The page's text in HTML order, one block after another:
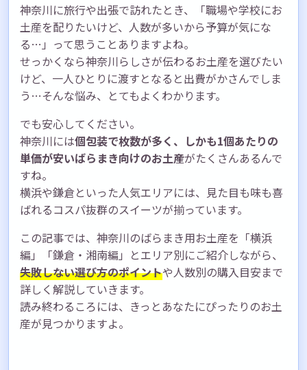
神奈川に旅行や出張で訪れたとき、「職場や学校にお
土産を配りたいけど、人数が多いから予算が気にな
る…」って思うことありますよね。
せっかくなら神奈川らしさが伝わるお土産を選びたい
けど、一人ひとりに渡すとなると出費がかさんでしま
う…そんな悩み、とてもよくわかります。
でも安心してください。
神奈川には個包装で枚数が多く、しかも1個あたりの
単価が安いばらまき向けのお土産がたくさんあるんで
すね。
横浜や鎌倉といった人気エリアには、見た目も味も喜
ばれるコスパ抜群のスイーツが揃っています。
この記事では、神奈川のばらまき用お土産を「横浜
編」「鎌倉・湘南編」とエリア別にご紹介しながら、
失敗しない選び方のポイントや人数別の購入目安まで
詳しく解説していきます。
読み終わるころには、きっとあなたにぴったりのお土
産が見つかりますよ。